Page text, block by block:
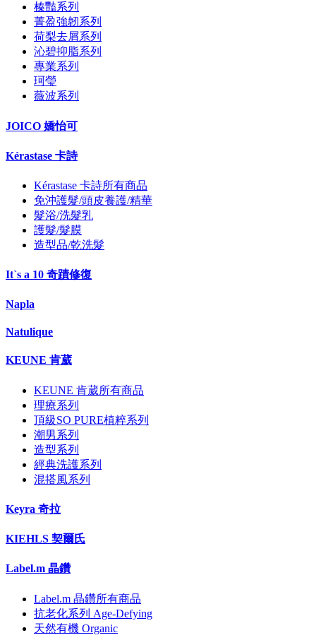
榛豔系列
菁盈強韌系列
荷梨去屑系列
沁碧抑脂系列
專業系列
珂瑩
薇波系列
JOICO 嬌怡可
Kérastase 卡詩
Kérastase 卡詩所有商品
免沖護髮/頭皮養護/精華
髮浴/洗髮乳
護髮/髮膜
造型品/乾洗髮
It`s a 10 奇蹟修復
Napla
Natulique
KEUNE 肯葳
KEUNE 肯葳所有商品
理療系列
頂級SO PURE植粹系列
潮男系列
造型系列
經典洗護系列
混搭風系列
Keyra 奇拉
KIEHLS 契爾氏
Label.m 晶鑽
Label.m 晶鑽所有商品
抗老化系列 Age-Defying
天然有機 Organic